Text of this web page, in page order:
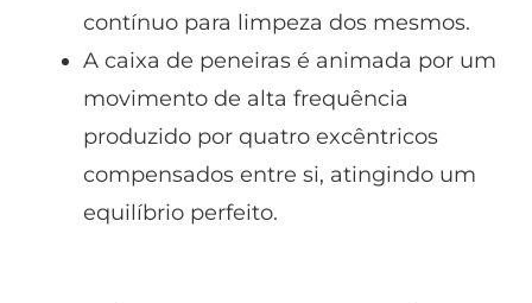
contínuo para limpeza dos mesmos.
A caixa de peneiras é animada por um
movimento de alta frequência
produzido por quatro excêntricos
compensados entre si, atingindo um
equilíbrio perfeito.